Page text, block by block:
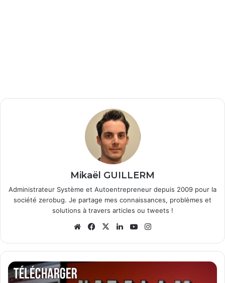
Mikaël GUILLERM
Administrateur Système et Autoentrepreneur depuis 2009 pour la
société zerobug. Je partage mes connaissances, problèmes et
solutions à travers articles ou tweets !
We
te
Fa
bo
ok
X
Lin
din
Yo
ub
e
ra
m
T
é